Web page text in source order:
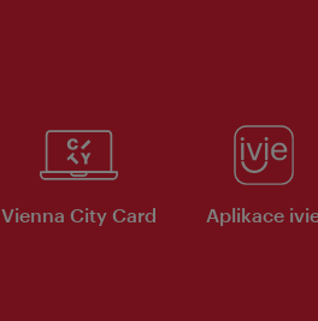
Vienna City Card Aplikace